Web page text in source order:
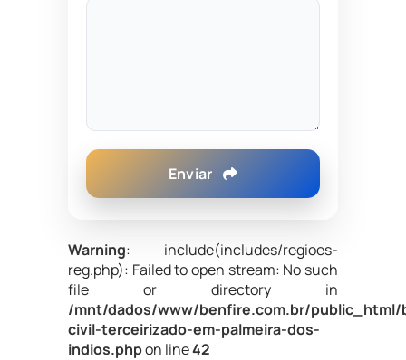
Enviar
Warning: include(includes/regioes-
reg.php): Failed to open stream: No such
file or directory in
/mnt/dados/www/benfire.com.br/public_html/
civil-terceirizado-em-palmeira-dos-
indios.phpon line42